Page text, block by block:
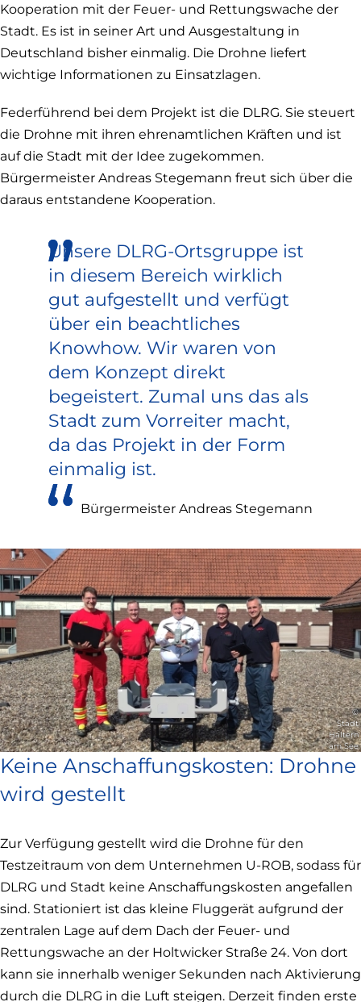
Kooperation mit der Feuer- und Rettungswache der
Stadt. Es ist in seiner Art und Ausgestaltung in
Deutschland bisher einmalig. Die Drohne liefert
wichtige Informationen zu Einsatzlagen.
Federführend bei dem Projekt ist die DLRG. Sie steuert
die Drohne mit ihren ehrenamtlichen Kräften und ist
auf die Stadt mit der Idee zugekommen.
Bürgermeister Andreas Stegemann freut sich über die
daraus entstandene Kooperation.
Unsere DLRG-Ortsgruppe ist
in diesem Bereich wirklich
gut aufgestellt und verfügt
über ein beachtliches
Knowhow. Wir waren von
dem Konzept direkt
begeistert. Zumal uns das als
Stadt zum Vorreiter macht,
da das Projekt in der Form
einmalig ist.
Bürgermeister Andreas Stegemann
©
Stadt
Haltern
am See
Keine Anschaffungskosten: Drohne
wird gestellt
Zur Verfügung gestellt wird die Drohne für den
Testzeitraum von dem Unternehmen U-ROB, sodass für
DLRG und Stadt keine Anschaffungskosten angefallen
sind. Stationiert ist das kleine Fluggerät aufgrund der
zentralen Lage auf dem Dach der Feuer- und
Rettungswache an der Holtwicker Straße 24. Von dort
kann sie innerhalb weniger Sekunden nach Aktivierung
durch die DLRG in die Luft steigen. Derzeit finden erste